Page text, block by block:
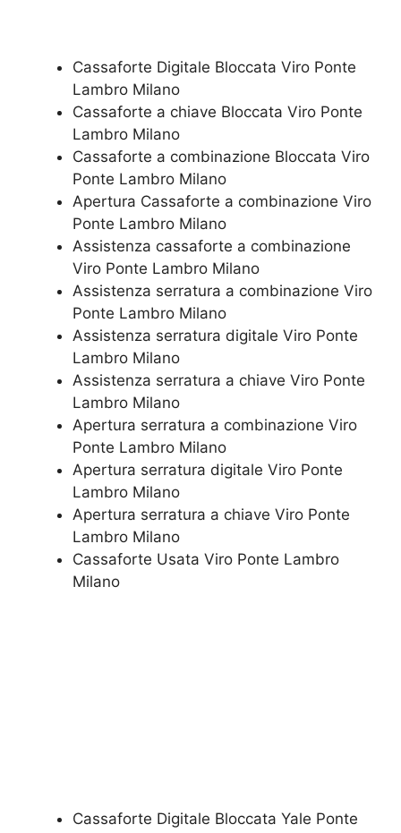
Cassaforte Digitale Bloccata Viro Ponte
Lambro Milano
Cassaforte a chiave Bloccata Viro Ponte
Lambro Milano
Cassaforte a combinazione Bloccata Viro
Ponte Lambro Milano
​Apertura Cassaforte a combinazione Viro
Ponte Lambro Milano
Assistenza cassaforte a combinazione
Viro Ponte Lambro Milano
​Assistenza serratura​ ​a combinazione Viro
Ponte Lambro Milano
Assistenza serratura ​digitale Viro Ponte
Lambro Milano
Assistenza serratura ​a chiave Viro Ponte
Lambro Milano
​Apertura serratura​ ​a combinazione Viro
Ponte Lambro Milano
Apertura serratura​ ​digitale Viro Ponte
Lambro Milano
​Apertura serratura​ ​a chiave Viro Ponte
Lambro Milano
​Cassaforte Usata Viro Ponte Lambro
Milano
Cassaforte Digitale Bloccata Yale Ponte